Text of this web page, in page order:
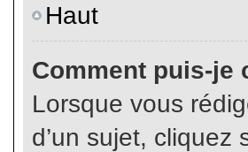
Haut
Comment puis-je
Lorsque vous
d’un sujet, cliquez